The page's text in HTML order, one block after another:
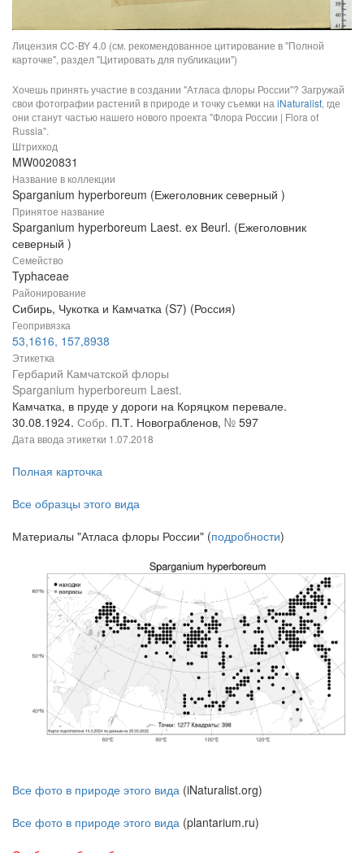
Лицензия CC-BY 4.0 (см. рекомендованное цитирование в "Полной
карточке", раздел "Цитировать для публикации")
Хочешь принять участие в создании "Атласа флоры России"? Загружай
свои фотографии растений в природе и точку съемки на iNaturalist, где
они станут частью нашего нового проекта "Флора России | Flora of
Russia".
Штрихкод
MW0020831
Название в коллекции
Sparganium hyperboreum (Ежеголовник северный )
Принятое название
Sparganium hyperboreum Laest. ex Beurl. (Ежеголовник
северный )
Семейство
Typhaceae
Районирование
Сибирь, Чукотка и Камчатка (S7) (Россия)
Геопривязка
53,1616, 157,8938
Этикетка
Гербарий Камчатской флоры
Sparganium hyperboreum Laest.
Камчатка, в пруде у дороги на Коряцком перевале.
30.08.1924. Собр. П.Т. Новограбленов, № 597
Дата ввода этикетки 1.07.2018
Полная карточка
Все образцы этого вида
Материалы "Атласа флоры России" (подробности)
Все фото в природе этого вида (iNaturalist.org)
Все фото в природе этого вида (plantarium.ru)